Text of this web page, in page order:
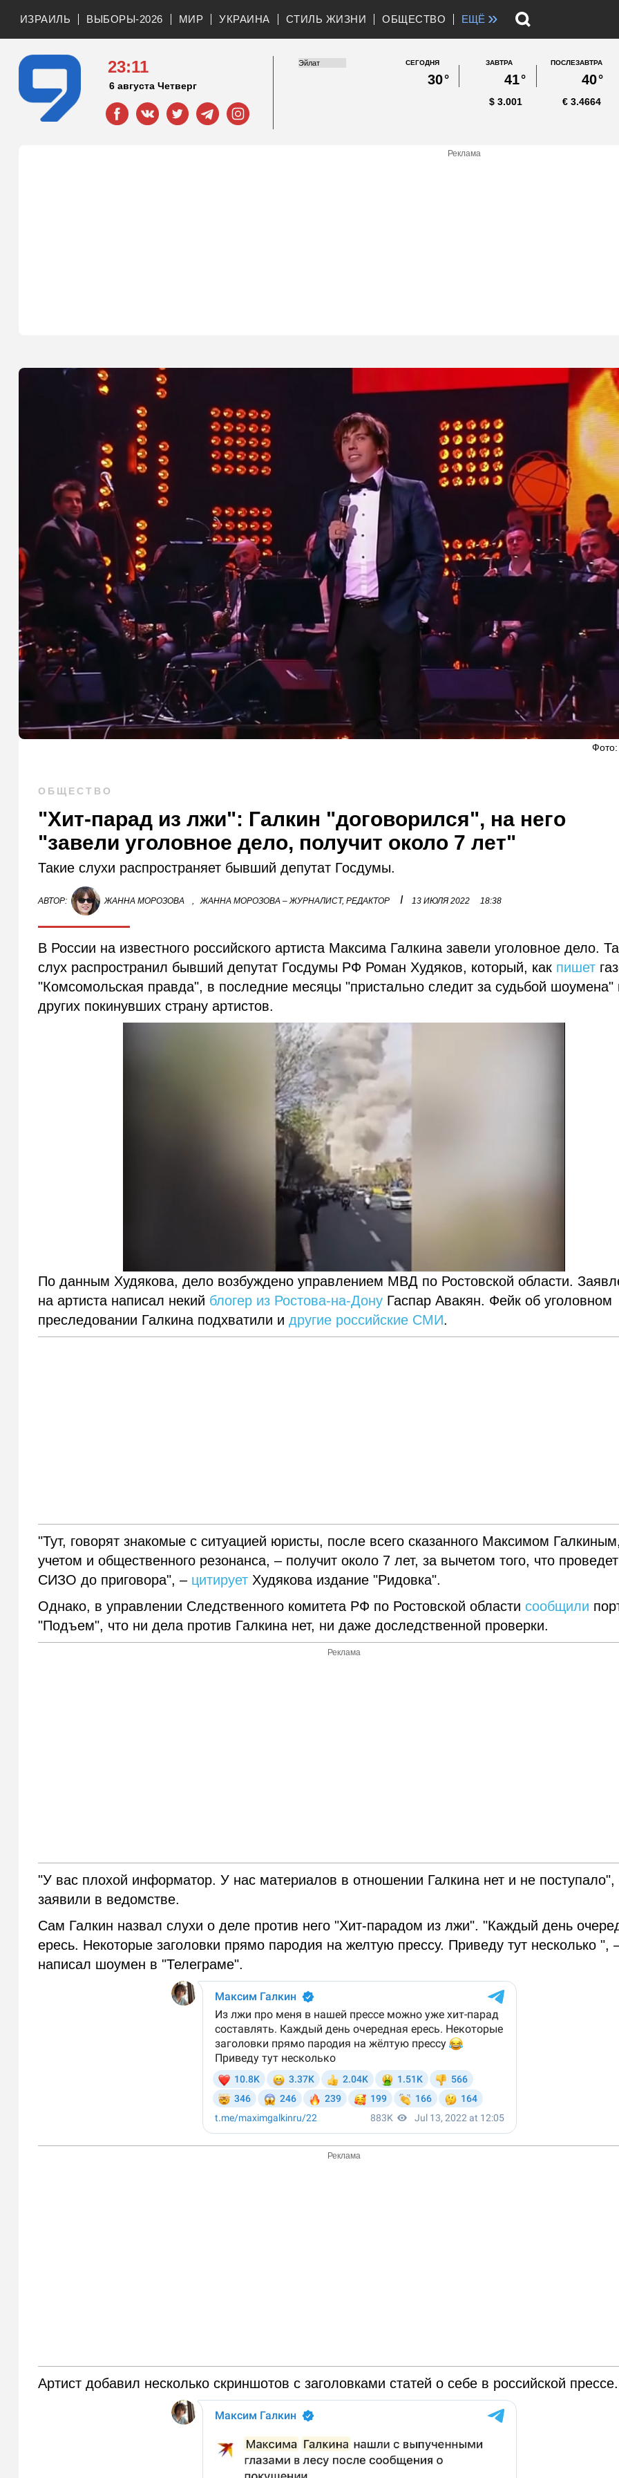
ИЗРАИЛЬ ВЫБОРЫ-2026 МИР УКРАИНА СТИЛЬ ЖИЗНИ ОБЩЕСТВО ЕЩЁ »
23:11
6 августа Четверг
СЕГОДНЯ
30°
ЗАВТРА
41°
ПОСЛЕЗАВТРА
40°
3.001
$ 3.4664
€
Реклама
Фото:
ОБЩЕСТВО
"Хит-парад из лжи": Галкин "договорился", на него
"завели уголовное дело, получит около 7 лет"
Такие слухи распространяет бывший депутат Госдумы.
АВТОР: ЖАННА МОРОЗОВА , ЖАННА МОРОЗОВА – ЖУРНАЛИСТ, РЕДАКТОР I 13 ИЮЛЯ 2022 18:38
В России на известного российского артиста Максима Галкина завели уголовное дело.
слух распространил бывший депутат Госдумы РФ Роман Худяков, который, как пишет
"Комсомольская правда", в последние месяцы "пристально следит за судьбой шоумена"
других покинувших страну артистов.
По данным Худякова, дело возбуждено управлением МВД по Ростовской области.
на артиста написал некий блогер из Ростова-на-Дону Гаспар Авакян. Фейк об уголовном
преследовании Галкина подхватили идругие российские СМИ.
"Тут, говорят знакомые с ситуацией юристы, после всего сказанного Максимом
учетом и общественного резонанса, – получит около 7 лет, за вычетом того, что
СИЗО до приговора", – цитирует Худякова издание "Ридовка".
Однако, в управлении Следственного комитета РФ по Ростовской областисообщили
"Подъем", что ни дела против Галкина нет, ни даже доследственной проверки.
Реклама
"У вас плохой информатор. У нас материалов в отношении Галкина нет и не поступало",
заявили в ведомстве.
Сам Галкин назвал слухи о деле против него "Хит-парадом из лжи". "Каждый день
ересь. Некоторые заголовки прямо пародия на желтую прессу. Приведу тут несколько ",
написал шоумен в "Телеграме".
Реклама
Артист добавил несколько скриншотов с заголовками статей о себе в российской прессе.